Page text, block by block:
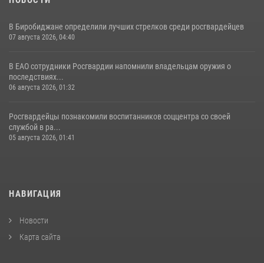
В Биробиджане определили лучших стрелков среди росгвардейцев
07 августа 2026, 04:40
В ЕАО сотрудники Росгвардии напомнили владельцам оружия о
последствиях...
06 августа 2026, 01:32
Росгвардейцы познакомили воспитанников соццентра со своей
службой в ра...
05 августа 2026, 01:41
НАВИГАЦИЯ
Новости
Карта сайта